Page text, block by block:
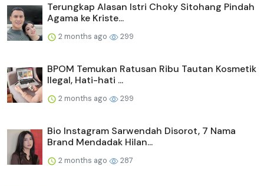
Terungkap Alasan Istri Choky Sitohang Pindah
Agama ke Kriste...
2 months ago 299
BPOM Temukan Ratusan Ribu Tautan Kosmetik
Ilegal, Hati-hati ...
2 months ago 299
Bio Instagram Sarwendah Disorot, 7 Nama
Brand Mendadak Hilan...
2 months ago 287